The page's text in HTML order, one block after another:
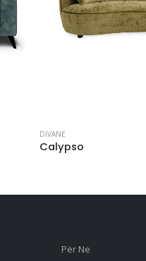
DIVANE
Calypso
Për Ne